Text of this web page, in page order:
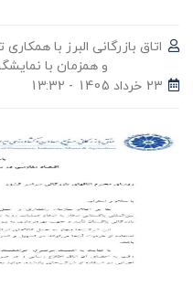
اتاق بازرگانی البرز با
و همزمان با
23 خرداد 1405 - 13:32